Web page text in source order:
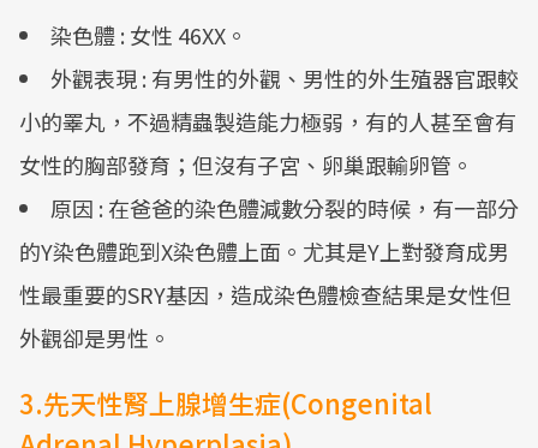
染色體 : 女性 46XX。
外觀表現 : 有男性的外觀、男性的外生殖器官跟較
小的睪丸，不過精蟲製造能力極弱，有的人甚至會有
女性的胸部發育；但沒有子宮、卵巢跟輸卵管。
原因 : 在爸爸的染色體減數分裂的時候，有一部分
的Y染色體跑到X染色體上面。尤其是Y上對發育成男
性最重要的SRY基因，造成染色體檢查結果是女性但
外觀卻是男性。
3.先天性腎上腺增生症(Congenital